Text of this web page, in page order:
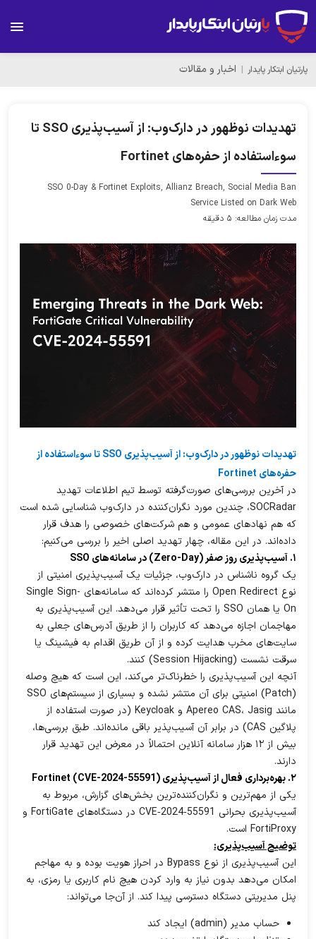
پارتیان ابتکار پایدار اخبار و مقالات
تهدیدات نوظهور در دارک‌وب: از آسیب‌پذیری SSO تا
سوءاستفاده از حفره‌های Fortinet
SSO 0-Day & Fortinet Exploits, Allianz Breach, Social Media Ban
Service Listed on Dark Web
مدت زمان مطالعه: 5 دقیقه
تهدیدات نوظهور در دارک‌وب: از آسیب‌پذیری SSO تا سوءاستفاده از
حفره‌های Fortinet
در آخرین بررسی‌های صورت‌گرفته توسط تیم اطلاعات تهدید
SOCRadar، چندین مورد نگران‌کننده در دارک‌وب شناسایی شده است
که هم نهادهای عمومی و هم شرکت‌های خصوصی را هدف قرار
داده‌اند. در این مقاله، چهار تهدید اصلی اخیر را بررسی می‌کنیم:
۱. آسیب‌پذیری روز صفر (Zero-Day) در سامانه‌های SSO
یک گروه ناشناس در دارک‌وب، جزئیات یک آسیب‌پذیری امنیتی از
نوع Open Redirect را منتشر کرده‌اند که سامانه‌های Single Sign-
On یا همان SSO را تحت تأثیر قرار می‌دهد. این آسیب‌پذیری به
مهاجمان اجازه می‌دهد که کاربران را از طریق آدرس‌های جعلی به
سایت‌های مخرب هدایت کرده و از آن طریق اقدام به فیشینگ یا
سرقت نشست (Session Hijacking) کنند.
آنچه این آسیب‌پذیری را خطرناک‌تر می‌کند، این است که هیچ وصله
(Patch) امنیتی برای آن منتشر نشده و بسیاری از سیستم‌های SSO
مانند Apereo CAS، Jasig و Keycloak (در صورت استفاده از
پلاگین CAS) در برابر آن آسیب‌پذیر باقی مانده‌اند. طبق بررسی‌ها،
بیش از ۱۲ هزار سامانه آنلاین احتمالاً در معرض این تهدید قرار
دارند.
۲. بهره‌برداری فعال از آسیب‌پذیری Fortinet (CVE-2024-55591)
یکی از مهم‌ترین و نگران‌کننده‌ترین بخش‌های گزارش، مربوط به
آسیب‌پذیری بحرانی CVE‑2024‑55591 در دستگاه‌های FortiGate و
FortiProxy است.
توضیح آسیب‌پذیری:
این آسیب‌پذیری از نوع Bypass در احراز هویت بوده و به مهاجم
امکان می‌دهد بدون نیاز به وارد کردن هیچ نام کاربری یا رمزی، به
پنل مدیریتی دستگاه دسترسی پیدا کند. از آن‌جا می‌تواند:
حساب مدیر (admin) ایجاد کند